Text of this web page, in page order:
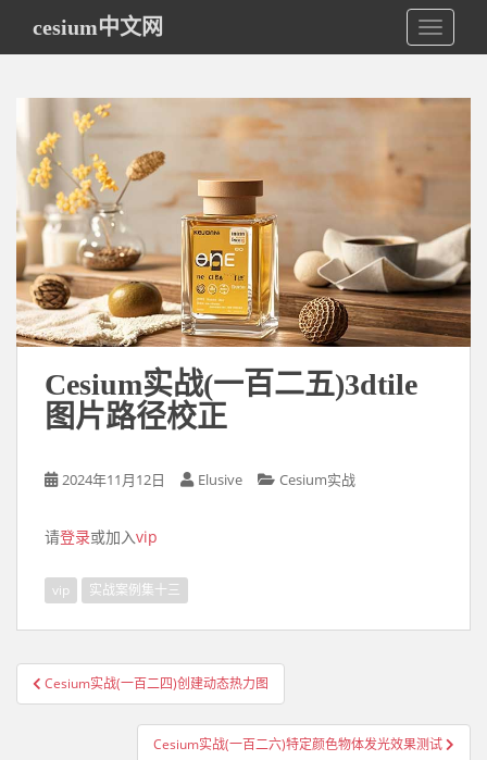
i
cesium中文网
Cesium实战(一百二五)3dtile
图片路径校正
2024年11月12日 Elusive Cesium实战
请登录或加入vip
vip 实战案例集十三
文章导航
Cesium实战(一百二四)创建动态热力图
Cesium实战(一百二六)特定颜色物体发光效果测试